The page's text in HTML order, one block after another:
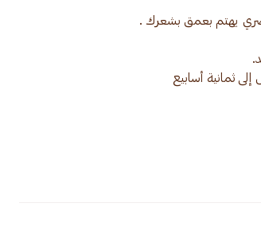
ثمانية أسابيع